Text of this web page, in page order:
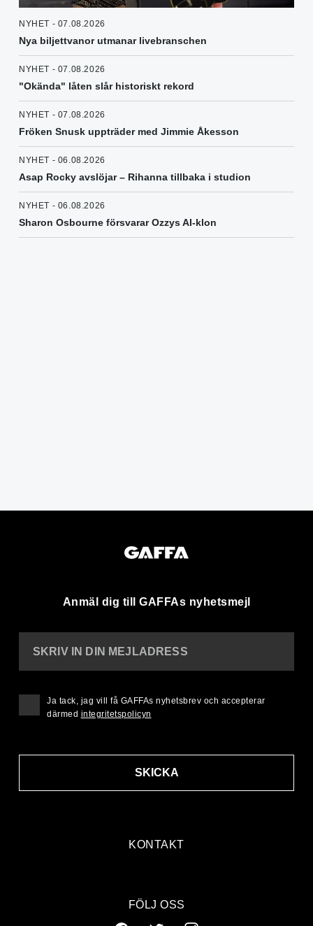
NYHET - 07.08.2026
Nya biljettvanor utmanar livebranschen
NYHET - 07.08.2026
"Okända" låten slår historiskt rekord
NYHET - 07.08.2026
Fröken Snusk uppträder med Jimmie Åkesson
NYHET - 06.08.2026
Asap Rocky avslöjar – Rihanna tillbaka i studion
NYHET - 06.08.2026
Sharon Osbourne försvarar Ozzys AI-klon
Anmäl dig till GAFFAs nyhetsmejl
KONTAKT
SKRIV IN DIN MEJLADRESS
SKICKA
Ja tack, jag vill få GAFFAs nyhetsbrev och accepterar
därmed integritetspolicyn
FÖLJ OSS